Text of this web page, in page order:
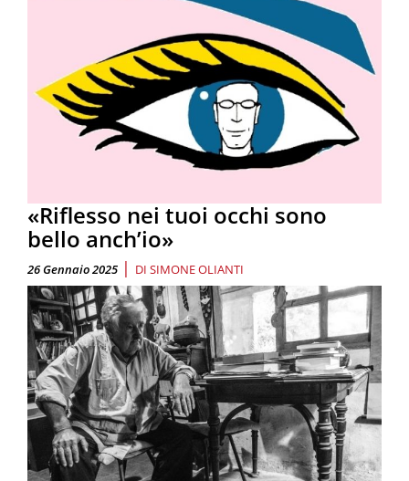
«Riflesso nei tuoi occhi sono
bello anch’io»
26 Gennaio 2025 | DI SIMONE OLIANTI